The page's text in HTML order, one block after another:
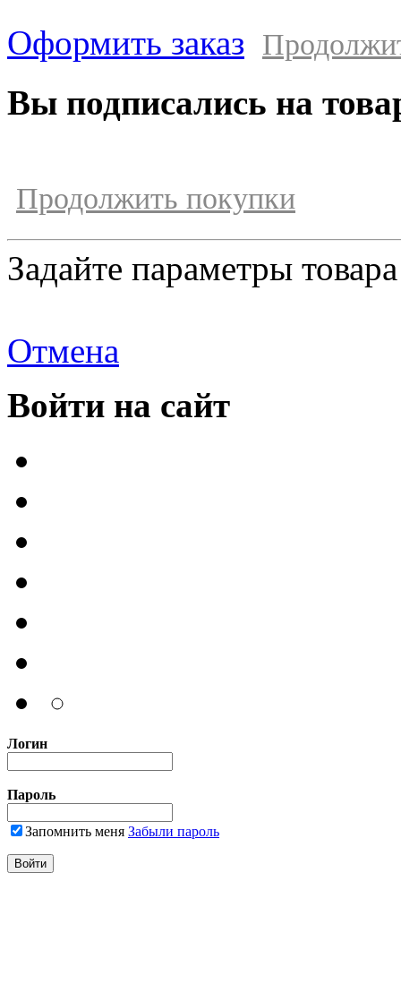
Оформить заказ
Вы подписались на
Продолжить покупки
Задайте параметры товара
Отмена
Войти на сайт
Логин
Пароль
Запомнить меня Забыли пароль